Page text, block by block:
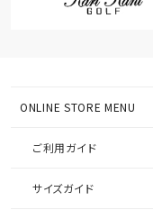
ONLINE STORE MENU
ご利用ガイド
サイズガイド